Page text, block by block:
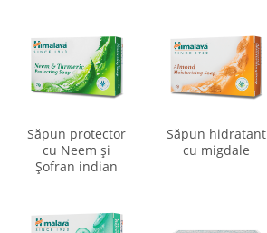
Săpun protector
cu Neem şi
Şofran indian
Săpun hidratant
cu migdale